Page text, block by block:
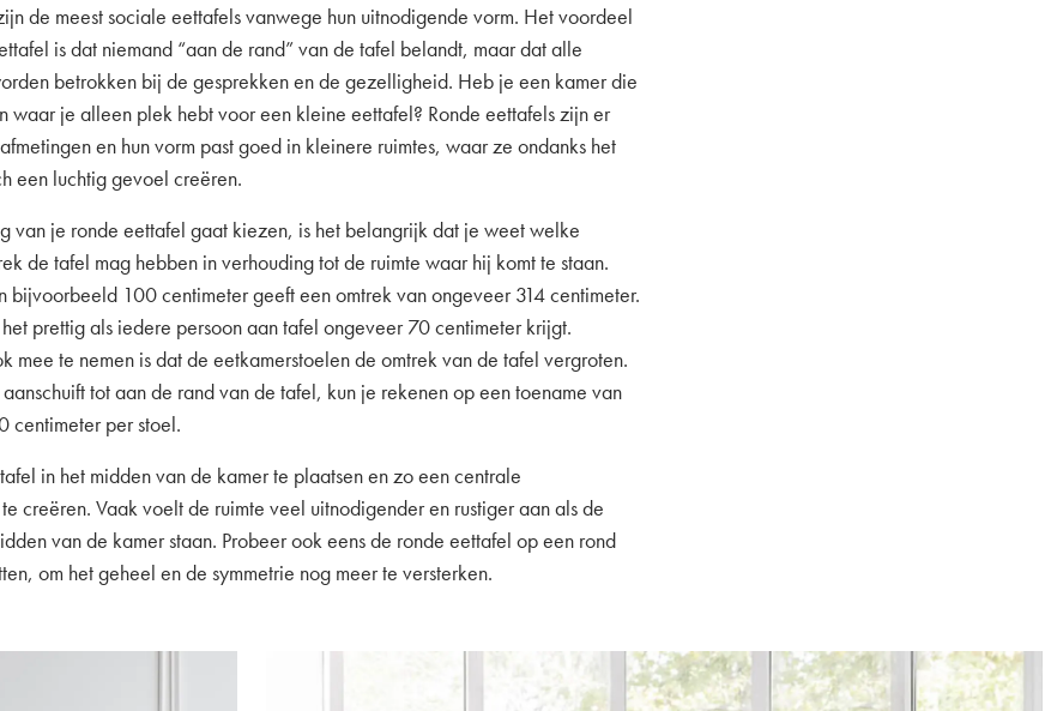
de meest sociale eettafels vanwege hun uitnodigende vorm. Het voordeel
is dat niemand “aan de rand” van de tafel belandt, maar dat alle
betrokken bij de gesprekken en de gezelligheid. Heb je een kamer die
waar je alleen plek hebt voor een kleine eettafel? Ronde eettafels zijn er
en hun vorm past goed in kleinere ruimtes, waar ze ondanks het
een luchtig gevoel creëren.
van je ronde eettafel gaat kiezen, is het belangrijk dat je weet welke
de tafel mag hebben in verhouding tot de ruimte waar hij komt te staan.
bijvoorbeeld 100 centimeter geeft een omtrek van ongeveer 314 centimeter.
prettig als iedere persoon aan tafel ongeveer 70 centimeter krijgt.
mee te nemen is dat de eetkamerstoelen de omtrek van de tafel vergroten.
tot aan de rand van de tafel, kun je rekenen op een toename van
centimeter per stoel.
in het midden van de kamer te plaatsen en zo een centrale
creëren. Vaak voelt de ruimte veel uitnodigender en rustiger aan als de
van de kamer staan. Probeer ook eens de ronde eettafel op een rond
om het geheel en de symmetrie nog meer te versterken.